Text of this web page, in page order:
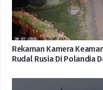
Rekaman Kamera
Rudal Rusia Di Polandia